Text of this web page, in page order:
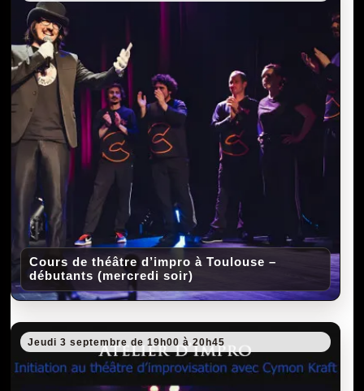
Cours de théâtre d’impro à Toulouse –
débutants (mercredi soir)
Jeudi 3 septembre de 19h00 à 20h45